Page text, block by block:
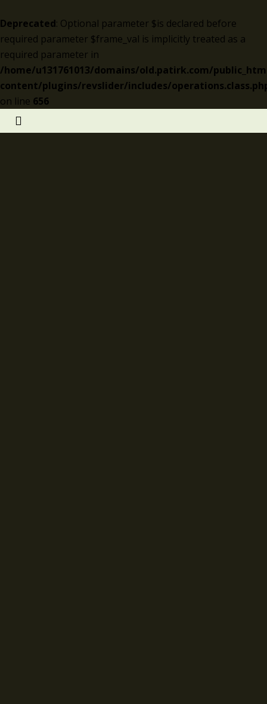
Deprecated: Optional parameter $is declared before
required parameter $frame_val is implicitly treated as a
required parameter in
/home/u131761013/domains/old.patirk.com/
content/plugins/revslider/includes/
on line 656